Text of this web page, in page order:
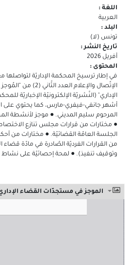
اللغة :
العربية
البلد :
تونس (لا)
تاريخ النشر :
أفريل 2026
المحتوى :
في إطار ترسيخ المحكمة الإداريّة
الإتّصال والإعلام
الإداري" (النّشريّة الإلكترونيّة الإخباريّة
أشهر جانفي-فيفري-مارس، كما يحتوي على
المرحوم سليم المديني. ● موجز لأنشطة
● مختارات من قرارات مجلس تنازع
الجلسة العامّة القضائيّة. ● مختارات من
من القرارات الفرديّة الصّادرة في مادّة
وتوقيف تنفيذ). ● لمحة إحصائيّة على نشاط